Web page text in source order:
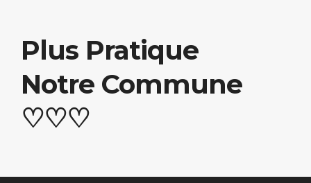
Plus Pratique
Notre Commune
♡♡♡